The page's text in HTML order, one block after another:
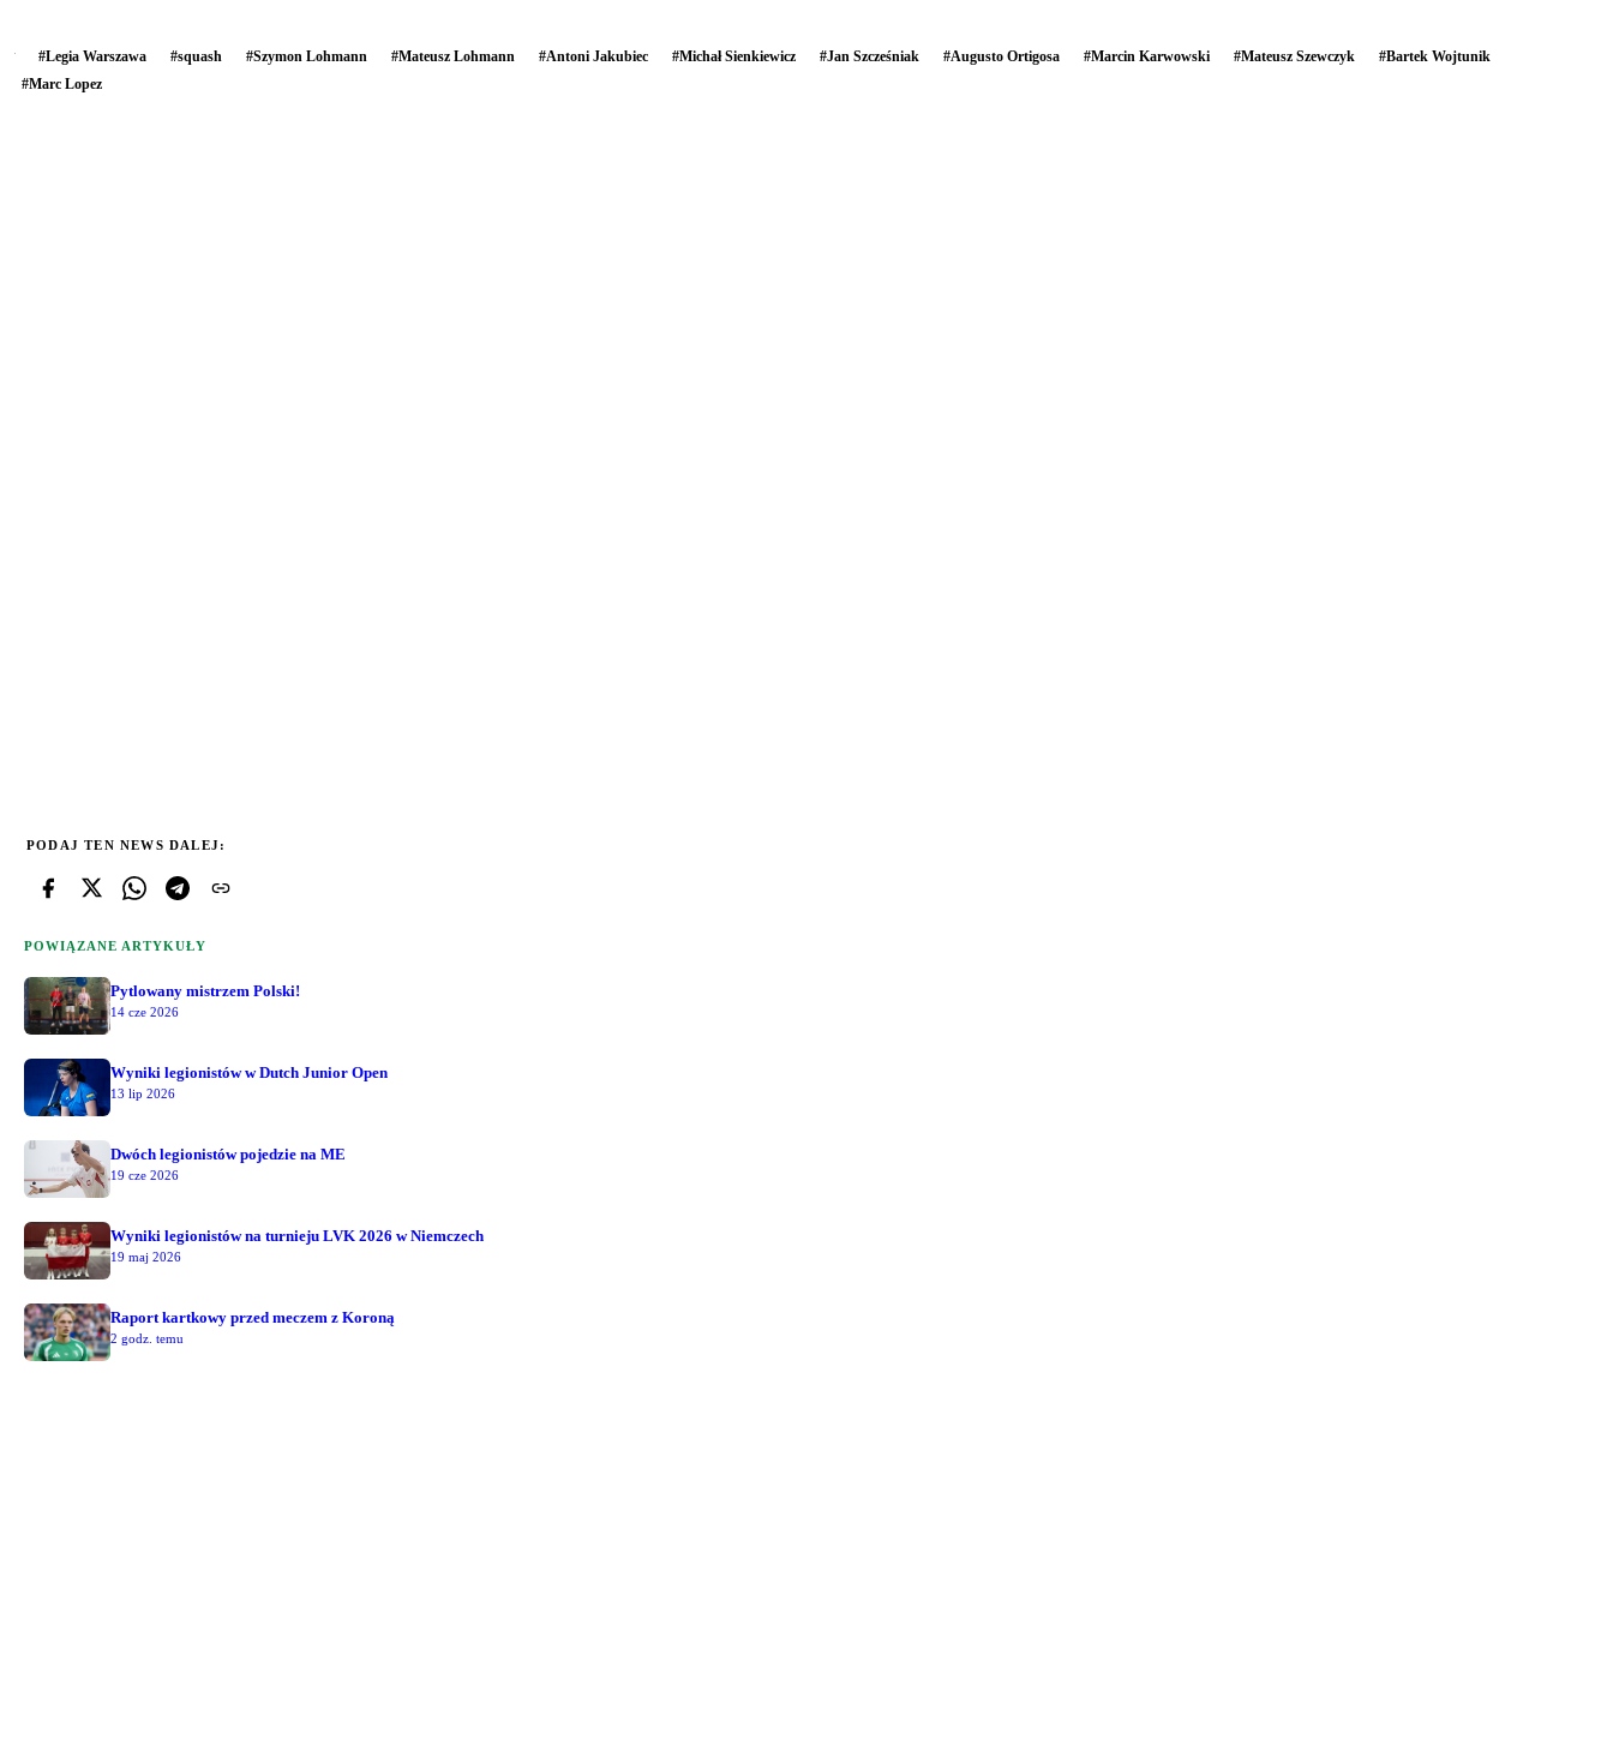
#Legia Warszawa #squash #Szymon Lohmann #Mateusz Lohmann #Antoni Jakubiec #Michał Sienkiewicz #Jan Szcześniak #Augusto Ortigosa #Marcin Karwowski #Mateusz Szewczyk #Bartek Wojtunik
#Marc Lopez
PODAJ TEN NEWS DALEJ:
POWIĄZANE ARTYKUŁY
Pytlowany mistrzem Polski!
14 cze 2026
Wyniki legionistów w Dutch Junior Open
13 lip 2026
Dwóch legionistów pojedzie na ME
19 cze 2026
Wyniki legionistów na turnieju LVK 2026 w Niemczech
19 maj 2026
Raport kartkowy przed meczem z Koroną
2 godz. temu